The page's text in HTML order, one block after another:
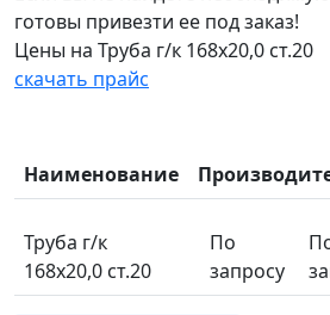
готовы привезти ее под заказ!
Цены на Труба г/к 168х20,0 ст.20
скачать прайс
Наименование
Труба г/к
168х20,0 ст.20
По
запросу